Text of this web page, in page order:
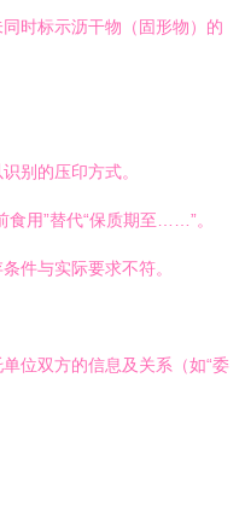
时标示沥干物（固形物）的
别的压印方式。
用”替代“保质期至……”。
件与实际要求不符。
位双方的信息及关系（如“委